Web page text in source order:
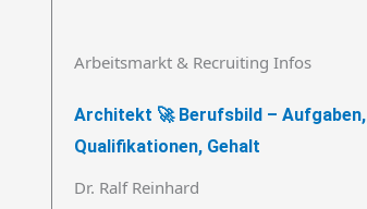
Arbeitsmarkt & Recruiting Infos
Architekt 🚀 Berufsbild – Aufgaben,
Qualifikationen, Gehalt
Dr. Ralf Reinhard